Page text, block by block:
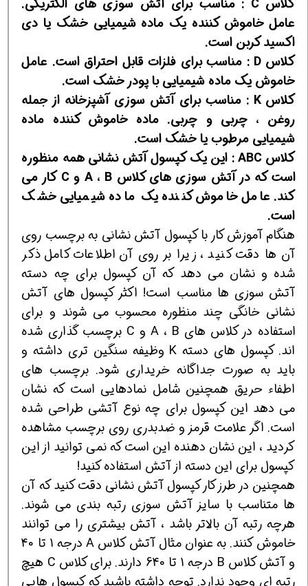
کلاس C : مناسب برای آتش سوزی های الکتریکی.
عامل خاموش کننده یک ماده شیمیایی خشک یا دی
اکسید کربن است.
کلاس D : مناسب برای فلزات قابل احتراق است. عامل
خاموش یک ماده شیمیایی با پودر خشک است.
کلاس K : مناسب برای آتش سوزی آشپزخانه از جمله
روغن ، چربی و چربی. ماده خاموش کننده ماده
شیمیایی مرطوب یا خشک است.
کلاس ABC : این یک کپسول آتش نشانی همه منظوره
است که در آتش سوزی های کلاس A ، B و C کار می
کند. عامل خاموش کننده یک ماده شیمیایی خشک
است.
هنگام آموزش کار با کپسول آتش نشانی به برچسب روی
آن ها دقت کنید ، زیرا بر روی آن اطلاعات کامل ذکر
شده و نشان می دهد که آن کپسول برای چه دسته
آتش سوزی ها مناسب است! اکثر کپسول های آتش
نشانی خانگی چند منظوره محسوب می شوند و برای
استفاده در کلاس های A ، B و C برچسب گذاری شده
اند. کپسول های دسته K وظیفه سنگین تری داشته و
باید به صورت جداگانه خریداری شود. برچسب های
اطفاء حریق همچنین شامل نمادهایی است که نشان
می دهد این کپسول برای چه نوع آتشی طراحی شده
است. اگر علامت قرمز و ضدبدری روی برچسب مشاهده
کردید ، این نشان دهنده این است که نمی توانید از این
کپسول برای این دسته از آتش استفاده کنید!
همچنین در طرز کار کپسول آتش نشانی دقت کنید که آن
ها متناسب با سایز آتش سوزی رتبه بندی می شوند.
هرچه رتبه آن بالاتر باشد ، آتش بیشتری را می توانند
خاموش کنند. به عنوان مثال آتش کلاس A درجه 1 تا 40
و آتش کلاس B درجه 1 تا 640 دارند. برای کلاس C هیچ
رتبه ای وجود ندارد. توجه داشته باشید که کپسول هایی